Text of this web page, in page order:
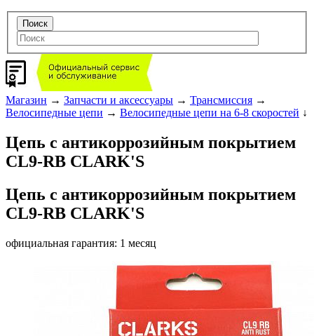
Магазин → Запчасти и аксессуары → Трансмиссия →
Велосипедные цепи → Велосипедные цепи на 6-8 скоростей ↓
Цепь с антикоррозийным покрытием
CL9-RB CLARK'S
Цепь с антикоррозийным покрытием
CL9-RB CLARK'S
официальная гарантия: 1 месяц